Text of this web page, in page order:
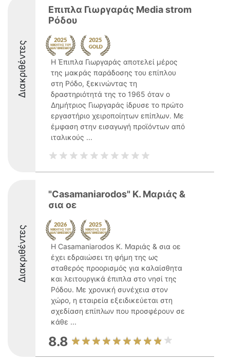
Διακριθέντες
Επιπλα Γιωργαράς Media strom
Ρόδου
Η Έπιπλα Γιωργαράς αποτελεί μέρος
της μακράς παράδοσης του επίπλου
στη Ρόδο, ξεκινώντας τη
δραστηριότητά της το 1965 όταν ο
Δημήτριος Γιωργαράς ίδρυσε το πρώτο
εργαστήριο χειροποίητων επίπλων. Με
έμφαση στην εισαγωγή προϊόντων από
ιταλικούς ...
Διακριθέντες
"Casamaniarodos" Κ. Μαριάς &
σια οε
Η Casamaniarodos Κ. Μαριάς & σια οε
έχει εδραιώσει τη φήμη της ως
σταθερός προορισμός για καλαίσθητα
και λειτουργικά έπιπλα στο νησί της
Ρόδου. Με χρονική συνέχεια στον
χώρο, η εταιρεία εξειδικεύεται στη
σχεδίαση επίπλων που προσφέρουν σε
κάθε ...
8.8